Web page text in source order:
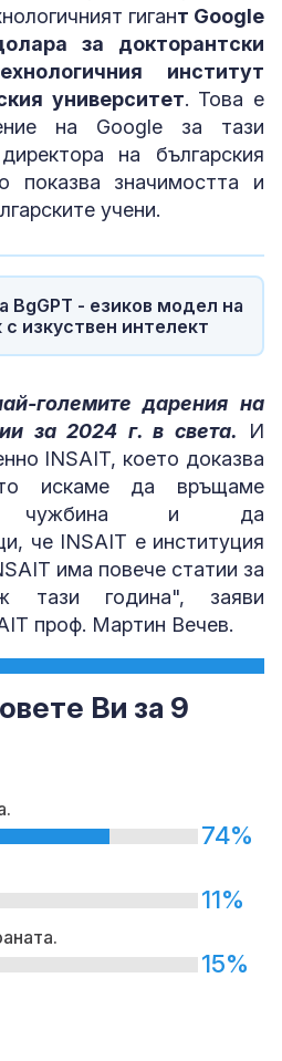
гигант Google
за докторантски
институт
университет. Това е
на Google за тази
на българския
показва значимостта и
учени.
BgGPT - езиков модел на
с изкуствен интелект
големите дарения на
за 2024 г. в света. И
INSAIT, което доказва
искаме да връщаме
чужбина и да
че INSAIT е институция
има повече статии за
година", заяви
проф. Мартин Вечев.
Ви за 9
74%
11%
15%